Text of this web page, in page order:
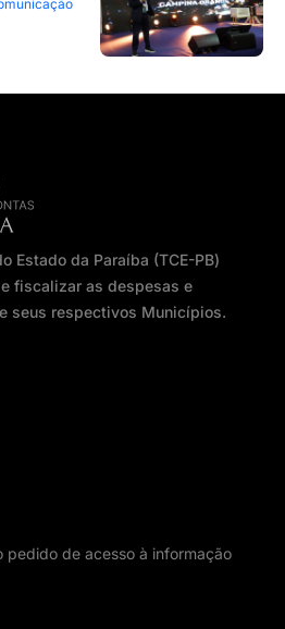
Estado da Paraíba (TCE-PB)
fiscalizar as despesas e
seus respectivos Municípios.
pedido de acesso à informação